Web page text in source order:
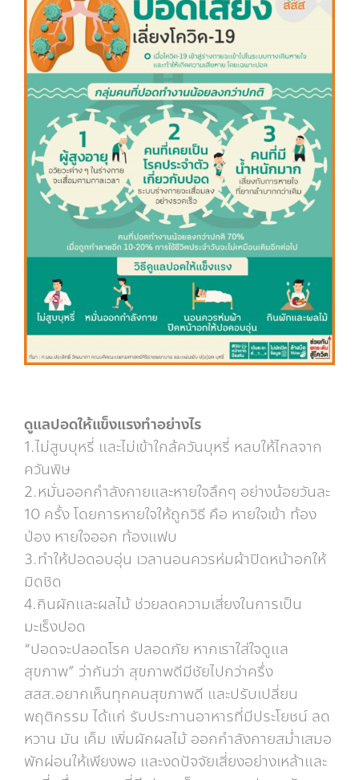
ดูแลปอดให้แข็งแรงทำอย่างไร
1.ไม่สูบบุหรี่ และไม่เข้าใกล้ควันบุหรี่ หลบให้ไกลจาก
ควันพิษ
2.หมั่นออกกำลังกายและหายใจลึกๆ อย่างน้อยวันละ
10 ครั้ง โดยการหายใจให้ถูกวิธี คือ หายใจเข้า ท้อง
ป่อง หายใจออก ท้องแฟบ
3.ทำให้ปอดอบอุ่น เวลานอนควรห่มผ้าปิดหน้าอกให้
มิดชิด
4.กินผักและผลไม้ ช่วยลดความเสี่ยงในการเป็น
มะเร็งปอด
“ปอดจะปลอดโรค ปลอดภัย หากเราใส่ใจดูแล
สุขภาพ” ว่ากันว่า สุขภาพดีมีชัยไปกว่าครึ่ง
สสส.อยากเห็นทุกคนสุขภาพดี และปรับเปลี่ยน
พฤติกรรม ได้แก่ รับประทานอาหารที่มีประโยชน์ ลด
หวาน มัน เค็ม เพิ่มผักผลไม้ ออกกำลังกายสม่ำเสมอ
พักผ่อนให้เพียงพอ และงดปัจจัยเสี่ยงอย่างเหล้าและ